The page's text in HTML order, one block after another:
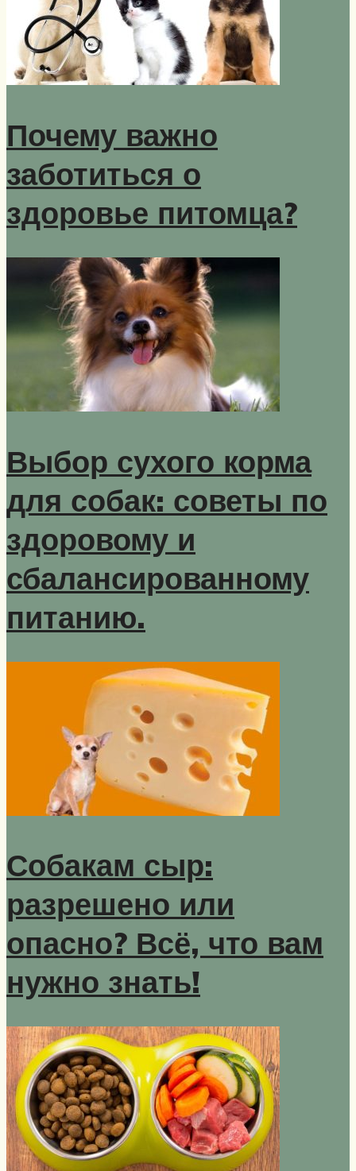
Почему важно
заботиться о
здоровье питомца?
Выбор сухого корма
для собак: советы по
здоровому и
сбалансированному
питанию.
Собакам сыр:
разрешено или
опасно? Всё, что вам
нужно знать!